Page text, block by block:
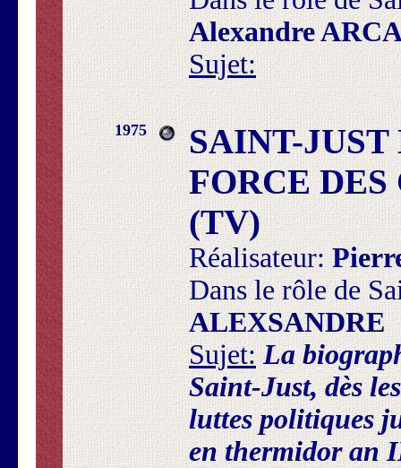
Alexandre
Sujet:
1975
SAINT-
FORCE DES
(TV)
Réalisateur:
Dans le rôle de
ALEXSANDRE
Sujet: La
Saint-Just, dès
luttes politiques
en thermidor an